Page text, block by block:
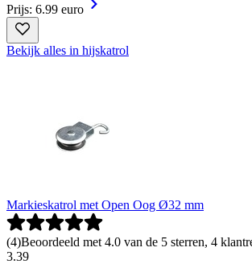
Prijs: 6.99 euro
Bekijk alles in hijskatrol
Markieskatrol met Open Oog Ø32 mm
(4)Beoordeeld met 4.0 van de 5 sterren, 4
3.39